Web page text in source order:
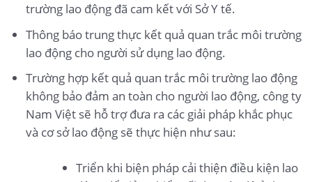
trường lao động đã cam kết với Sở Y tế.
Thông báo trung thực kết quả quan trắc môi trường
lao động cho người sử dụng lao động.
Trường hợp kết quả quan trắc môi trường lao động
không bảo đảm an toàn cho người lao động, công ty
Nam Việt sẽ hỗ trợ đưa ra các giải pháp khắc phục
và cơ sở lao động sẽ thực hiện như sau:
Triển khi biện pháp cải thiện điều kiện lao